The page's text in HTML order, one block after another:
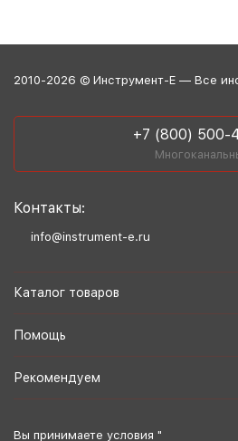
2010-2026 © Инструмент-Е — Все
+7 (800) 500-
Контакты:
info@instrument-e.ru
Каталог товаров
Помощь
Рекомендуем
Вы принимаете условия "